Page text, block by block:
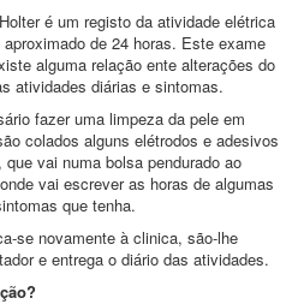
é um registo da atividade elétrica
de 24 horas. Este exame
alguma relação ente alterações do
atividades diárias e sintomas.
fazer uma limpeza da pele em
colados alguns elétrodos e adesivos
vai numa bolsa pendurado ao
vai escrever as horas de algumas
que tenha.
se novamente à clinica, são-lhe
e entrega o diário das atividades.